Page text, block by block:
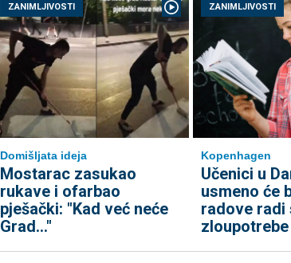
ZANIMLJIVOSTI
Domišljata ideja
Mostarac zasukao
rukave i ofarbao
pješački: "Kad već neće
Grad..."
ZANIMLJIVOSTI
Kopenhagen
Učenici u
usmeno će
radove radi